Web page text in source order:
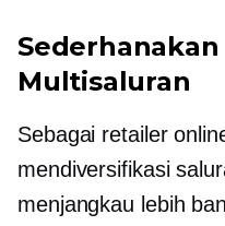
Multisaluran
Sebagai retailer
mendiversifikasi
menjangkau lebih